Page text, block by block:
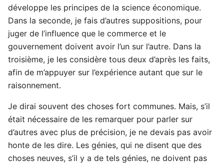
développe les principes de la science économique.
Dans la seconde, je fais d’autres suppositions, pour
juger de l’influence que le commerce et le
gouvernement doivent avoir l’un sur l’autre. Dans la
troisième, je les considère tous deux d’après les faits,
afin de m’appuyer sur l’expérience autant que sur le
raisonnement.
Je dirai souvent des choses fort communes. Mais, s’il
était nécessaire de les remarquer pour parler sur
d’autres avec plus de précision, je ne devais pas avoir
honte de les dire. Les génies, qui ne disent que des
choses neuves, s’il y a de tels génies, ne doivent pas